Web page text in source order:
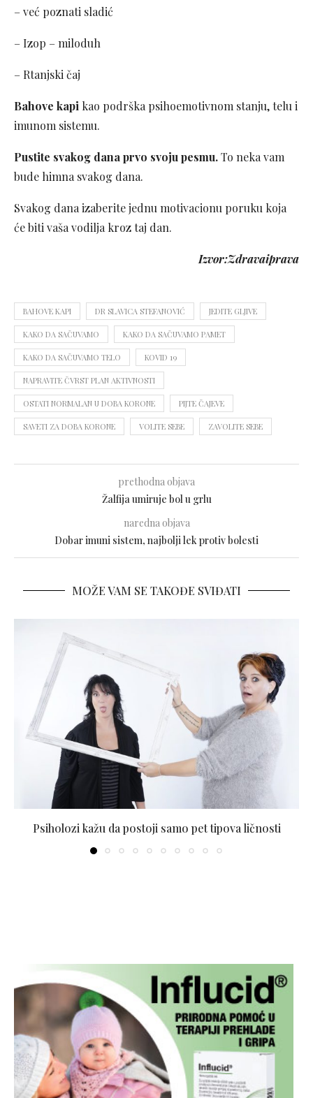
– već poznati sladić
– Izop – miloduh
– Rtanjski čaj
Bahove kapi kao podrška psihoemotivnom stanju, telu i
imunom sistemu.
Pustite svakog dana prvo svoju pesmu.To neka vam
bude himna svakog dana.
Svakog dana izaberite jednu motivacionu poruku koja
će biti vaša vodilja kroz taj dan.
Izvor:Zdravaiprava
BAHOVE KAPI DR SLAVICA STEFANOVIĆ JEDITE GLJIVE
KAKO DA SAČUVAMO KAKO DA SAČUVAMO PAMET
KAKO DA SAČUVAMO TELO KOVID 19
NAPRAVITE ČVRST PLAN AKTIVNOSTI
OSTATI NORMALAN U DOBA KORONE PIJTE ČAJEVE
SAVETI ZA DOBA KORONE VOLITE SEBE ZAVOLITE SEBE
prethodna objava
Žalfija umiruje bol u grlu
naredna objava
Dobar imuni sistem, najbolji lek protiv bolesti
MOŽE VAM SE TAKOĐE SVIĐATI
Psiholozi kažu da postoji samo pet tipova ličnosti